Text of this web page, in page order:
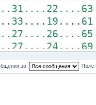
за: Поле